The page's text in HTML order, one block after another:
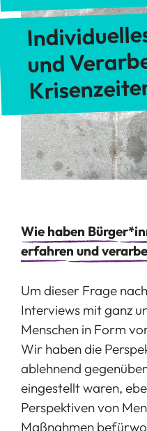
und
Wie haben
erfahren und
Um dieser Frage
Interviews mit ganz
Menschen in Form
Wir haben die
ablehnend
eingestellt waren,
Perspektiven von
Maßnahmen